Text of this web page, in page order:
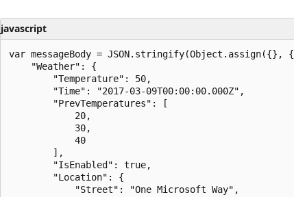
javascript
var messageBody = JSON.stringify(Object.assign({}, {
    "Weather": {
        "Temperature": 50,
        "Time": "2017-03-09T00:00:00.000Z",
        "PrevTemperatures": [
            20,
            30,
            40
        ],
        "IsEnabled": true,
        "Location": {
            "Street": "One Microsoft Way",